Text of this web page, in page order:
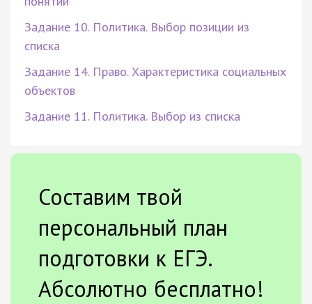
Задание 10. Политика. Выбор позиции из
списка
Задание 14. Право. Характеристика социальных
объектов
Задание 11. Политика. Выбор из списка
Составим твой
персональный план
подготовки к ЕГЭ.
Абсолютно бесплатно!